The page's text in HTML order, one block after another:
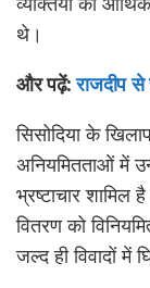
थे।
और पढ़ें:राजदीप से
सिसोदिया के
अनियमितताओं में
भ्रष्टाचार
वितरण को
जल्द ही विवादों में